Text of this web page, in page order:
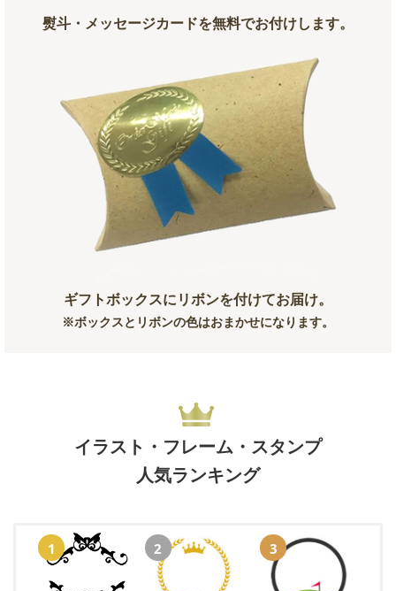
熨斗・メッセージカードを無料でお付けします。
ギフトボックスにリボンを付けてお届け。
※ボックスとリボンの色はおまかせになります。
イラスト・フレーム・スタンプ
人気ランキング